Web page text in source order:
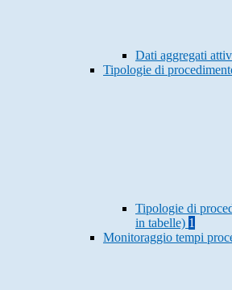
Dati aggregati
Tipologie di
Tipologie di
in tabelle) 1
Monitoraggio tempi